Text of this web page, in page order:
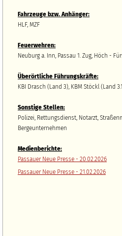
Fahrzeuge bzw.Anhänger:
HLF, MZF
Feuerwehren:
Neuburg a. Inn, Passau 1. Zug, Höch -
Überörtliche Führungskräfte:
KBI Drasch (Land 3), KBM Stöckl (Land
Sonstige Stellen:
Polizei, Rettungsdienst, Notarzt,
Bergeunternehmen
Medienberichte:
Passauer Neue Presse - 20.02.2026
Passauer Neue Presse - 21.02.2026